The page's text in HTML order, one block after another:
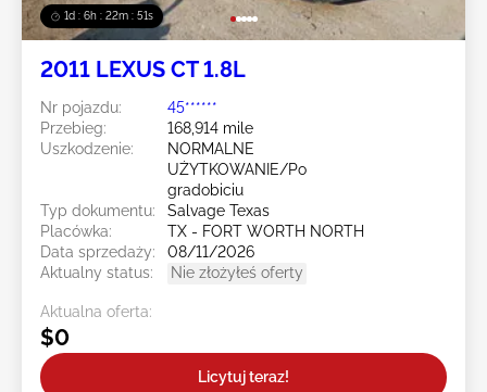
1d : 6h : 22m : 49s
2011 LEXUS CT 1.8L
Nr pojazdu:
45******
Przebieg:
168,914 mile
Uszkodzenie:
NORMALNE
UŻYTKOWANIE/Po
gradobiciu
Typ dokumentu:
Salvage Texas
Placówka:
TX - FORT WORTH NORTH
Data sprzedaży:
08/11/2026
Aktualny status:
Nie złożyłeś oferty
Aktualna oferta:
$0
Licytuj teraz!